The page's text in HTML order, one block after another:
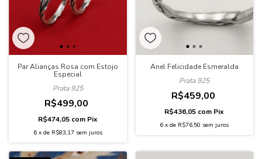
Par Alianças Rosa com Estojo
Especial
Prata 925
R$499,00
R$474,05 com Pix
6 x de R$83,17 sem juros
Anel Felicidade Esmeralda
Prata 925
R$459,00
R$436,05 com Pix
6 xde R$76,50 sem juros